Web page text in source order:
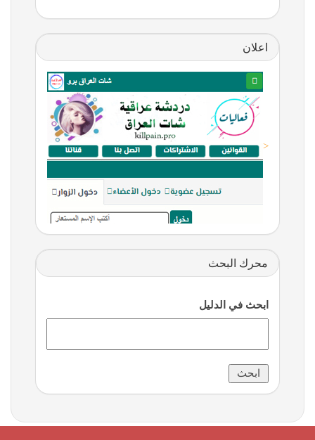
اعلان
<
محرك البحث
ابحث في الدليل